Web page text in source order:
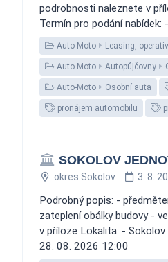
podrobnosti naleznete v
Termín pro podání
Auto-Moto Leasing,
Auto-Moto Autopůjčovny
Auto-Moto Osobní auta
pronájem automobilu
SOKOLOV
okres Sokolov 3. 8.
Podrobný popis: -
zateplení obálky budovy -
v příloze Lokalita: -
28. 08. 2026 12:00